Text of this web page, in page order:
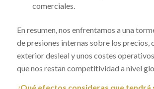
comerciales.
En resumen, nos enfrentamos a una
de presiones internas sobre los precios,
exterior desleal y unos costes
que nos restan competitividad a nivel